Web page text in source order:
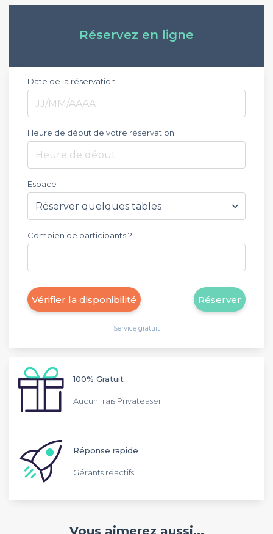
Réservez en ligne
Date de la réservation
Heure de début de votre réservation
Heure de début
Espace
Combien de participants ?
Réserver
Vérifier la disponibilité
Service gratuit
100% Gratuit
Aucun frais Privateaser
Réponse rapide
Gérants réactifs
Vous aimerez aussi...